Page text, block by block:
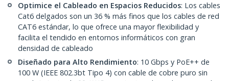
Optimice el Cableado en Espacios Reducidos: Los cables
Cat6 delgados son un 36 % más finos que los cables de red
CAT6 estándar, lo que ofrece una mayor flexibilidad y
facilita el tendido en entornos informáticos con gran
densidad de cableado
Diseñado para Alto Rendimiento: 10 Gbps y PoE++ de
100 W (IEEE 802.3bt Tipo 4) con cable de cobre puro sin